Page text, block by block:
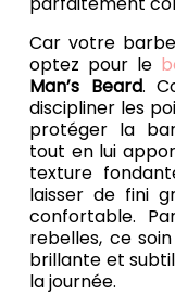
Car votre
optez pour le
Man’s Beard.
discipliner les
protéger la
tout en lui
texture
laisser de fini
confortable.
rebelles, ce
brillante et
la journée.